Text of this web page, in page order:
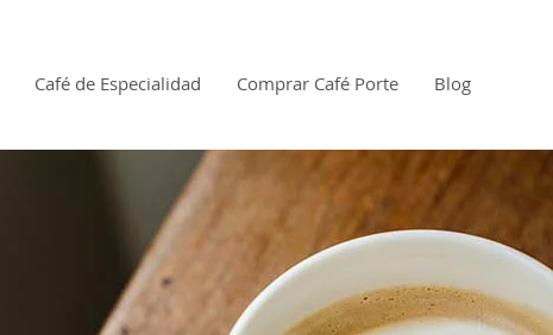
Café de Especialidad Comprar Café Porte Blog